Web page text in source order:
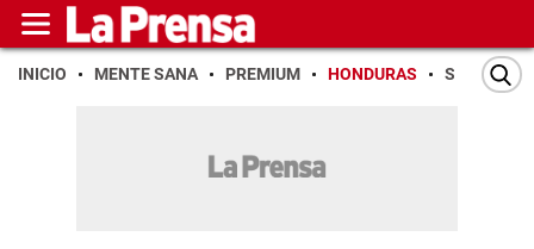
INICIO MENTE SANA PREMIUM HONDURAS SAN PEDRO